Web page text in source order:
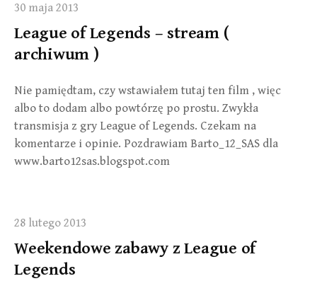
30 maja 2013
League of Legends – stream (
archiwum )
Nie pamiędtam, czy wstawiałem tutaj ten film , więc
albo to dodam albo powtórzę po prostu. Zwykła
transmisja z gry League of Legends. Czekam na
komentarze i opinie. Pozdrawiam Barto_12_SAS dla
www.barto12sas.blogspot.com
28 lutego 2013
Weekendowe zabawy z League of
Legends